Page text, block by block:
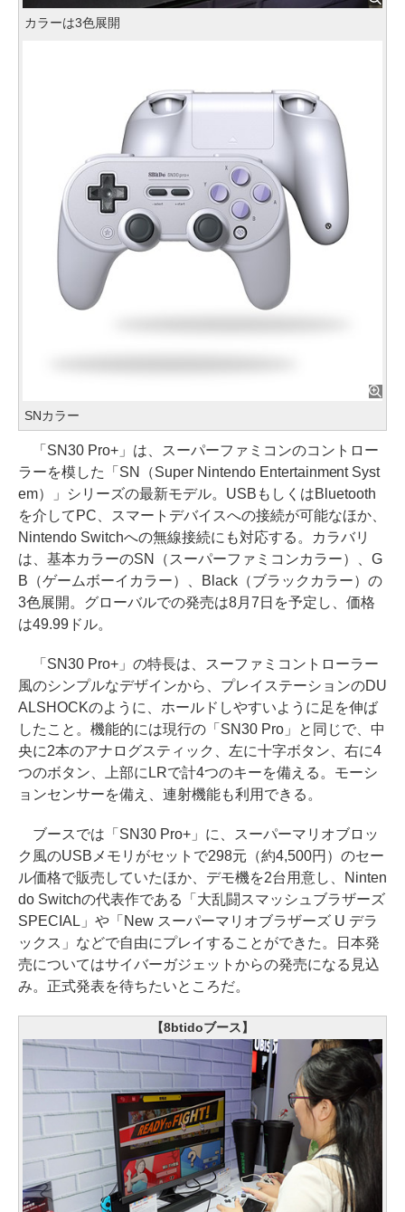
カラーは3色展開
SNカラー
「SN30 Pro+」は、スーパーファミコンのコントロー
ラーを模した「SN（Super Nintendo Entertainment Syst
em）」シリーズの最新モデル。USBもしくはBluetooth
を介してPC、スマートデバイスへの接続が可能なほか、
Nintendo Switchへの無線接続にも対応する。カラバリ
は、基本カラーのSN（スーパーファミコンカラー）、G
B（ゲームボーイカラー）、Black（ブラックカラー）の
3色展開。グローバルでの発売は8月7日を予定し、価格
は49.99ドル。
「SN30 Pro+」の特長は、スーファミコントローラー
風のシンプルなデザインから、プレイステーションのDU
ALSHOCKのように、ホールドしやすいように足を伸ば
したこと。機能的には現行の「SN30 Pro」と同じで、中
央に2本のアナログスティック、左に十字ボタン、右に4
つのボタン、上部にLRで計4つのキーを備える。モーシ
ョンセンサーを備え、連射機能も利用できる。
ブースでは「SN30 Pro+」に、スーパーマリオブロッ
ク風のUSBメモリがセットで298元（約4,500円）のセー
ル価格で販売していたほか、デモ機を2台用意し、Ninten
do Switchの代表作である「大乱闘スマッシュブラザーズ
SPECIAL」や「New スーパーマリオブラザーズ U デラ
ックス」などで自由にプレイすることができた。日本発
売についてはサイバーガジェットからの発売になる見込
み。正式発表を待ちたいところだ。
【8btidoブース】